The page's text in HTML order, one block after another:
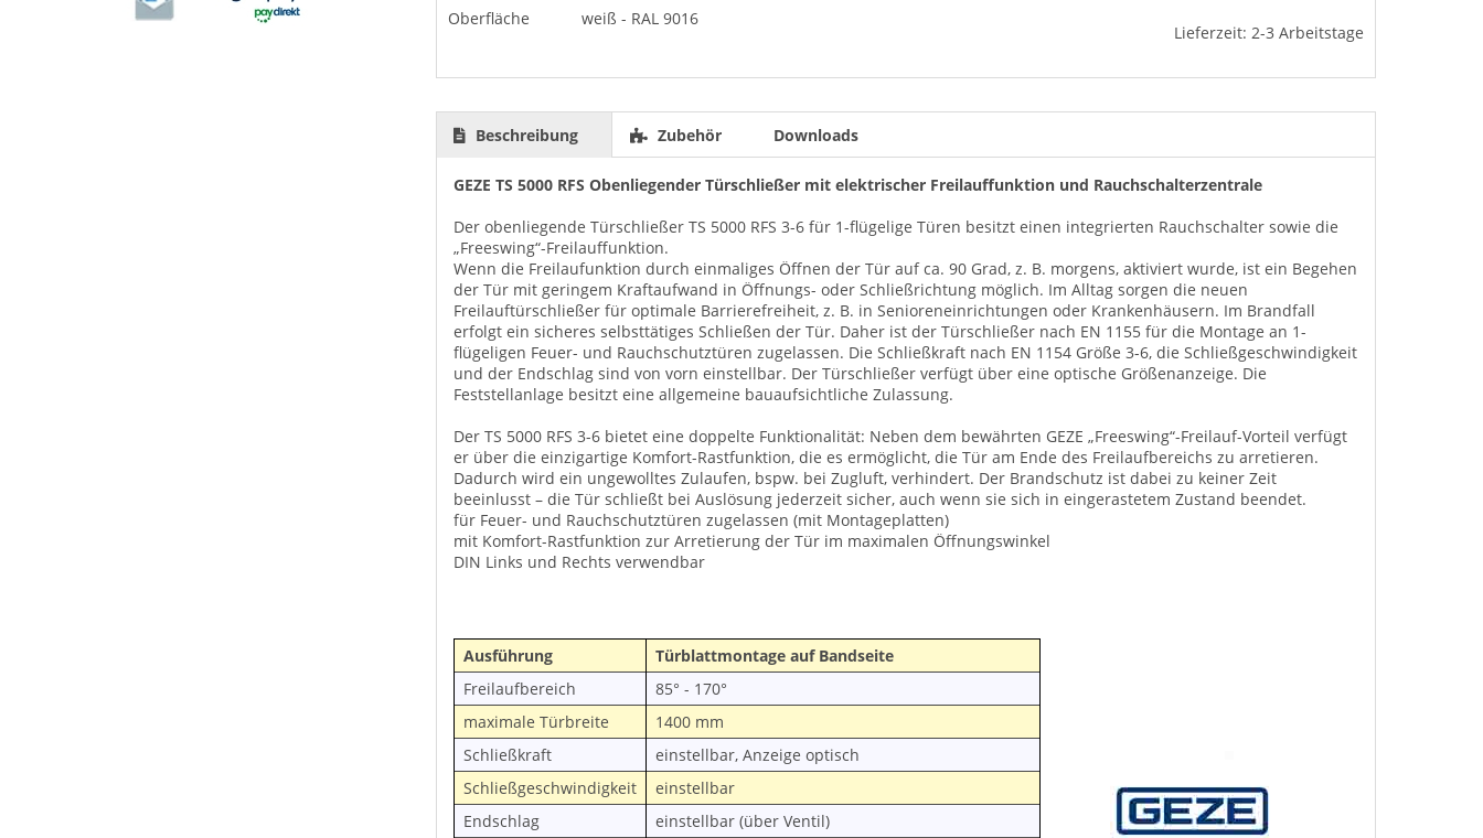
Oberfläche
weiß - RAL 9016
Lieferzeit: 2-3 Arbeitstage
Beschreibung Zubehör Downloads
GEZE TS 5000 RFS Obenliegender Türschließer mit elektrischer Freilauffunktion und Rauchschalterzentrale
Der obenliegende Türschließer TS 5000 RFS 3-6 für 1-flügelige Türen besitzt einen integrierten Rauchschalter sowie die
„Freeswing“-Freilauffunktion.
Wenn die Freilaufunktion durch einmaliges Öffnen der Tür auf ca. 90 Grad, z. B. morgens, aktiviert wurde, ist ein Begehen
der Tür mit geringem Kraftaufwand in Öffnungs- oder Schließrichtung möglich. Im Alltag sorgen die neuen
Freilauftürschließer für optimale Barrierefreiheit, z. B. in Senioreneinrichtungen oder Krankenhäusern. Im Brandfall
erfolgt ein sicheres selbsttätiges Schließen der Tür. Daher ist der Türschließer nach EN 1155 für die Montage an 1-
flügeligen Feuer- und Rauchschutztüren zugelassen. Die Schließkraft nach EN 1154 Größe 3-6, die Schließgeschwindigkeit
und der Endschlag sind von vorn einstellbar. Der Türschließer verfügt über eine optische Größenanzeige. Die
Feststellanlage besitzt eine allgemeine bauaufsichtliche Zulassung.
Der TS 5000 RFS 3-6 bietet eine doppelte Funktionalität: Neben dem bewährten GEZE „Freeswing“-Freilauf-Vorteil verfügt
er über die einzigartige Komfort-Rastfunktion, die es ermöglicht, die Tür am Ende des Freilaufbereichs zu arretieren.
Dadurch wird ein ungewolltes Zulaufen, bspw. bei Zugluft, verhindert. Der Brandschutz ist dabei zu keiner Zeit
beeinlusst – die Tür schließt bei Auslösung jederzeit sicher, auch wenn sie sich in eingerastetem Zustand beendet.
für Feuer- und Rauchschutztüren zugelassen (mit Montageplatten)
mit Komfort-Rastfunktion zur Arretierung der Tür im maximalen Öffnungswinkel
DIN Links und Rechts verwendbar
Ausführung
Türblattmontage auf Bandseite
Freilaufbereich
85° - 170°
maximale Türbreite
1400 mm
Schließkraft
einstellbar, Anzeige optisch
Schließgeschwindigkeit
einstellbar
Endschlag
einstellbar (über Ventil)